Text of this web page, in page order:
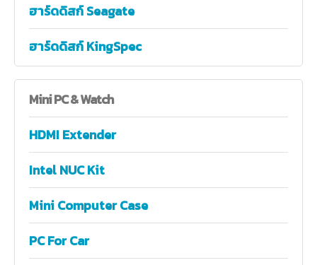
ฮาร์ดดิสก์ Seagate
ฮาร์ดดิสก์ KingSpec
MiniPC & Watch
HDMI Extender
Intel NUC Kit
Mini Computer Case
PC For Car